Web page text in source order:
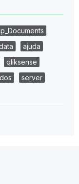
ajuda
qliksense
server